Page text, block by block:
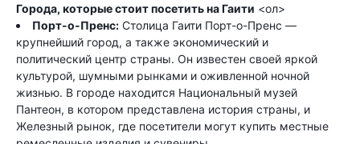
Города, которые стоит посетить на Гаити <ол>
Порт-о-Пренс: Столица Гаити Порт-о-Пренс —
крупнейший город, а также экономический и
политический центр страны. Он известен своей яркой
культурой, шумными рынками и оживленной ночной
жизнью. В городе находится Национальный музей
Пантеон, в котором представлена ​​история страны, и
Железный рынок, где посетители могут купить местные